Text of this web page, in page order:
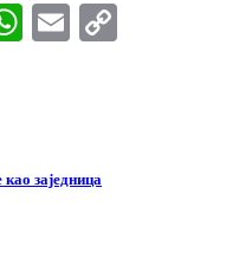
WhatsApp
Email
заједница